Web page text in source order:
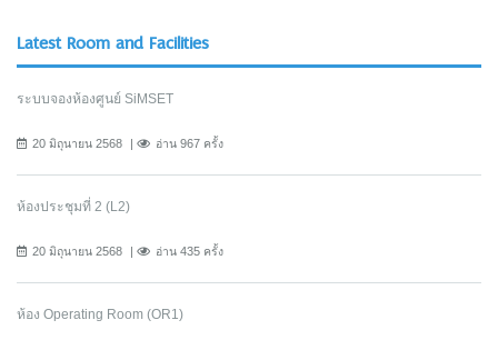
Latest Room and Facilities
ระบบจองห้องศูนย์ SiMSET
20 มิถุนายน 2568 อ่าน 967 ครั้ง
ห้องประชุมที่ 2 (L2)
20 มิถุนายน 2568 อ่าน 435 ครั้ง
ห้อง Operating Room (OR1)